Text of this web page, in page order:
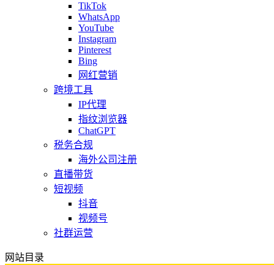
TikTok
WhatsApp
YouTube
Instagram
Pinterest
Bing
网红营销
跨境工具
IP代理
指纹浏览器
ChatGPT
税务合规
海外公司注册
直播带货
短视频
抖音
视频号
社群运营
网站目录